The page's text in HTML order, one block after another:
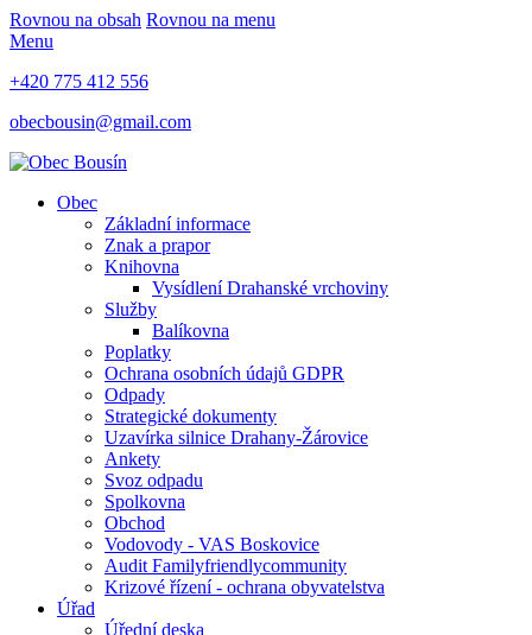
Rovnou na obsah Rovnou na menu
Menu
+420 775 412 556
obecbousin@gmail.com
Obec
Základní informace
Znak a prapor
Knihovna
Vysídlení Drahanské vrchoviny
Služby
Balíkovna
Poplatky
Ochrana osobních údajů GDPR
Odpady
Strategické dokumenty
Uzavírka silnice Drahany-Žárovice
Ankety
Svoz odpadu
Spolkovna
Obchod
Vodovody - VAS Boskovice
Audit Familyfriendlycommunity
Krizové řízení - ochrana obyvatelstva
Úřad
Úřední deska